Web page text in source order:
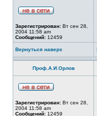
Зарегистрирован: Вт сен 28,
2004 11:58 am
Сообщений: 12459
Вернуться наверх
Проф.А.И.Орлов
Зарегистрирован: Вт сен 28,
2004 11:58 am
Сообщений: 12459